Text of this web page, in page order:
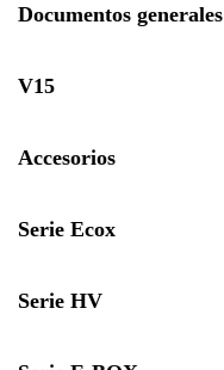
Documentos generales
V15
Accesorios
Serie Ecox
Serie HV